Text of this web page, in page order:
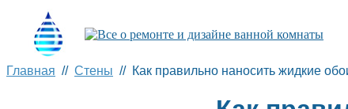
Главная // Стены // Как правильно наносить жидкие